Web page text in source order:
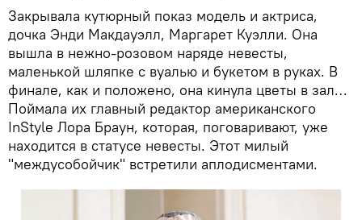
Закрывала кутюрный показ модель и актриса,
дочка Энди Макдауэлл, Маргарет Куэлли. Она
вышла в нежно-розовом наряде невесты,
маленькой шляпке с вуалью и букетом в руках. В
финале, как и положено, она кинула цветы в зал…
Поймала их главный редактор американского
InStyle Лора Браун, которая, поговаривают, уже
находится в статусе невесты. Этот милый
"междусобойчик" встретили аплодисментами.